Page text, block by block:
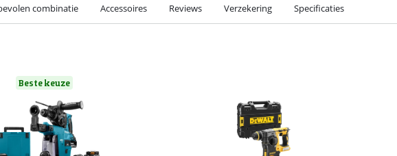
combinatie Accessoires Reviews Verzekering Specificaties
Beste keuze